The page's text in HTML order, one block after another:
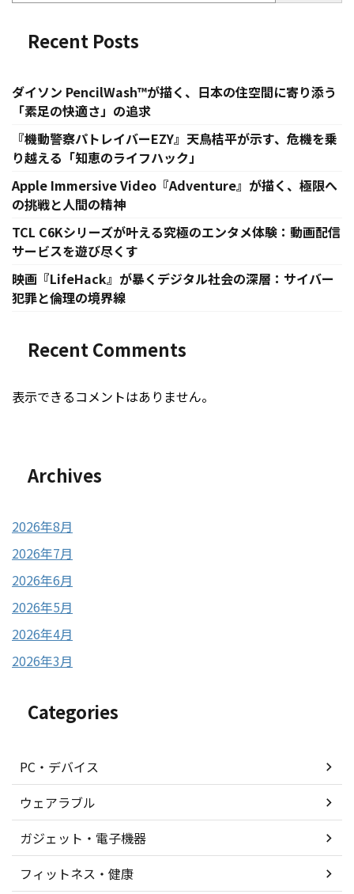
Recent Posts
ダイソン PencilWash™が描く、日本の住空間に寄り添う
「素足の快適さ」の追求
『機動警察パトレイバーEZY』天鳥桔平が示す、危機を乗
り越える「知恵のライフハック」
Apple Immersive Video『Adventure』が描く、極限へ
の挑戦と人間の精神
TCL C6Kシリーズが叶える究極のエンタメ体験：動画配信
サービスを遊び尽くす
映画『LifeHack』が暴くデジタル社会の深層：サイバー
犯罪と倫理の境界線
Recent Comments
表示できるコメントはありません。
Archives
2026年8月
2026年7月
2026年6月
2026年5月
2026年4月
2026年3月
Categories
PC・デバイス
ウェアラブル
ガジェット・電子機器
フィットネス・健康